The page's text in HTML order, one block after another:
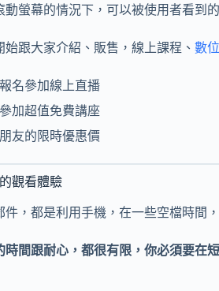
動螢幕的情況下，可以被使用者看到
跟大家介紹、販售，線上課程、 數
名參加線上直播
加超值免費講座
友的限時優惠價
觀看體驗
，都是利用手機，在一些空檔時間
間跟耐心，都很有限，你必須要在